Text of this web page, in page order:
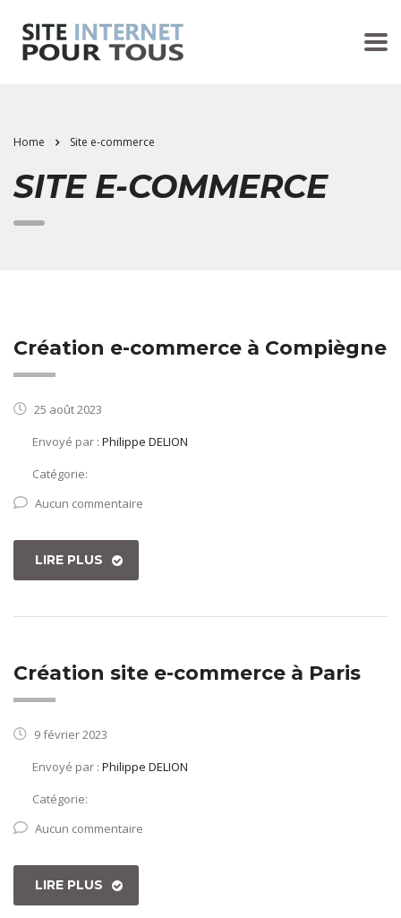
Home Site e-commerce
SITE E-COMMERCE
Création e-commerce à Compiègne
25 août 2023
Envoyé par : Philippe DELION
Catégorie:
Aucun commentaire
LIRE PLUS
Création site e-commerce à Paris
9 février 2023
Envoyé par : Philippe DELION
Catégorie:
Aucun commentaire
LIRE PLUS